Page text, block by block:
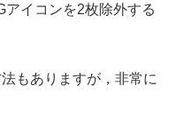
イコンを2枚除外する
もありますが，非常に